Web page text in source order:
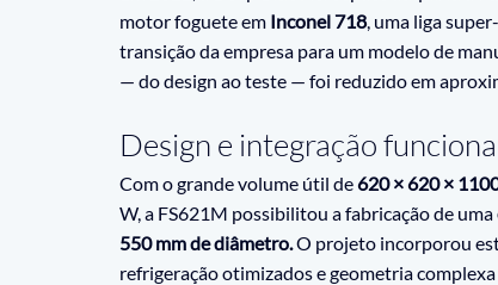
motor foguete em Inconel 718, uma liga
transição da empresa para um modelo de
— do design ao teste — foi reduzido em
Design e integração
Com o grande volume útil de 620 × 620 ×
W, a FS621M possibilitou a fabricação de uma
550 mm de diâmetro. O projeto incorporou
refrigeração otimizados e geometria